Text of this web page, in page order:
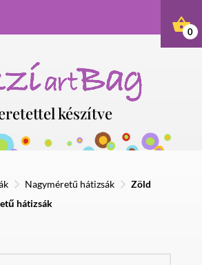
készítve
> Nagyméretű hátizsák > Zöld
hátizsák
0